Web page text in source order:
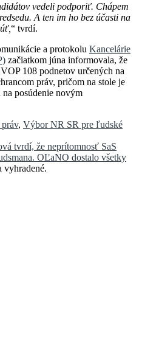
vedeli podporiť. Chápem
A ten im ho bez účasti na
“ tvrdí.
a protokolu Kancelárie
začiatkom júna informovala, že
108 podnetov určených na
práv, pričom na stole je
posúdenie novým
, Výbor NR SR pre ľudské
tvrdí, že neprítomnosť SaS
OĽaNO dostalo všetky